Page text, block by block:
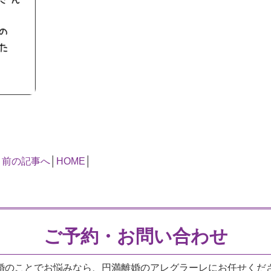
前の記事へ│ HOME
ご予約・お問い合わせ
のことでお悩みなら、円満離婚のアレグラーレにお任せくだ